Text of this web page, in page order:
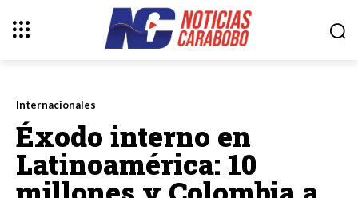
Internacionales
‎Éxodo interno en
Latinoamérica: 10